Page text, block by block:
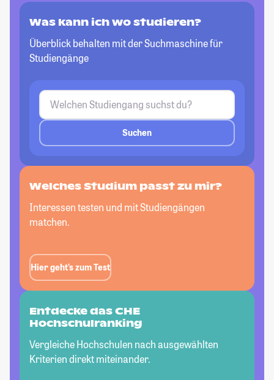
Was kann ich wo studieren?
Überblick behalten mit der Suchmaschine für
Studiengänge
Suchen
Welches Studium passtzu mir?
Interessen testen und mit Studiengängen
matchen.
Hier geht’s zum Test
Entdecke das CHE
Hochschulranking
Vergleiche Hochschulen nach ausgewählten
Kriterien direkt miteinander.